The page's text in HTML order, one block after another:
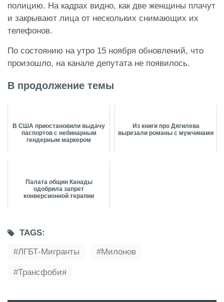
полицию. На кадрах видно, как две женщины плачут
и закрывают лица от нескольких снимающих их
телефонов.
По состоянию на утро 15 ноября обновлений, что
произошло, на канале депутата не появилось.
В продолжение темы
В США приостановили выдачу
паспортов с небинарным
гендерным маркером
Из книги про Дягилева
вырезали романы с мужчинами
Палата общин Канады
одобрила запрет
конверсионной терапии
TAGS:
ЛГБТ-Мигранты
Милонов
Трансфобия